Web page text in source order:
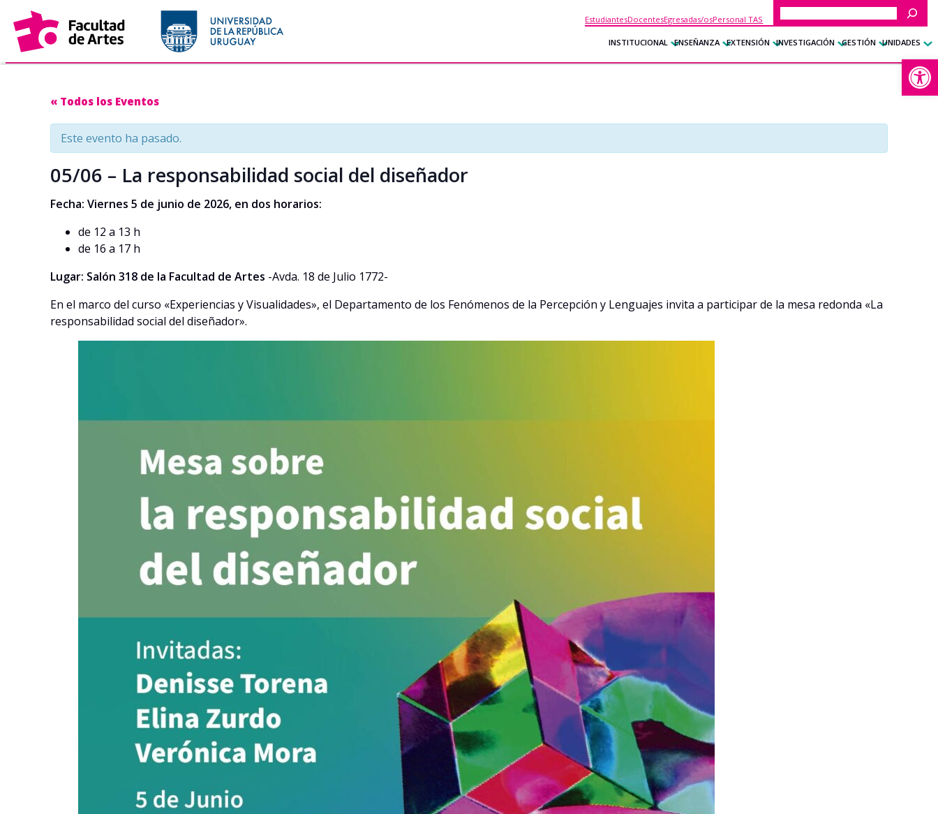
EstudiantesDocentesEgresadas/osPersonal TAS
Buscar
INSTITUCIONAL ENSEÑANZA EXTENSIÓN INVESTIGACIÓN GESTIÓN UNIDADES
« Todos los Eventos
Este evento ha pasado.
05/06 – La responsabilidad social del diseñador
Fecha: Viernes 5 de junio de 2026, en dos horarios:
de 12 a 13 h
de 16 a 17 h
Lugar: Salón 318 de la Facultad de Artes -Avda. 18 de Julio 1772-
En el marco del curso «Experiencias y Visualidades», el Departamento de los Fenómenos de la Percepción y Lenguajes invita a participar de la mesa redonda «La
responsabilidad social del diseñador».